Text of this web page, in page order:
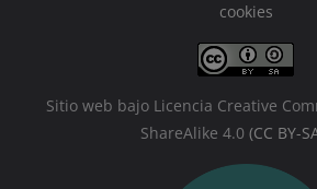
cookies
Sitio web bajo Licencia Creative
ShareAlike 4.0 (CC BY-